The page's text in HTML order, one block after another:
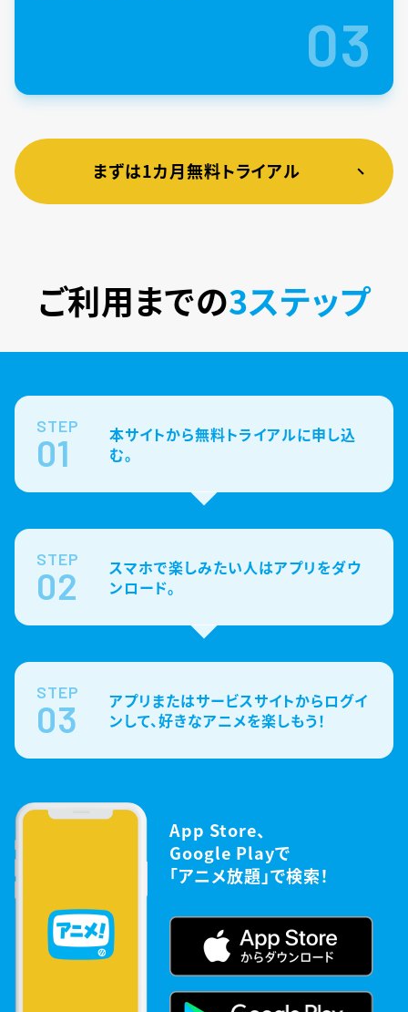
03
まずは1カ月無料トライアル
ご利用までの3ステップ
STEP
01
本サイトから無料トライアルに申し込
む。
STEP
02
スマホで楽しみたい人はアプリをダウ
ンロード。
STEP
03
アプリまたはサービスサイトからログイ
ンして、好きなアニメを楽しもう！
App Store、
Google Playで
「アニメ放題」で検索！